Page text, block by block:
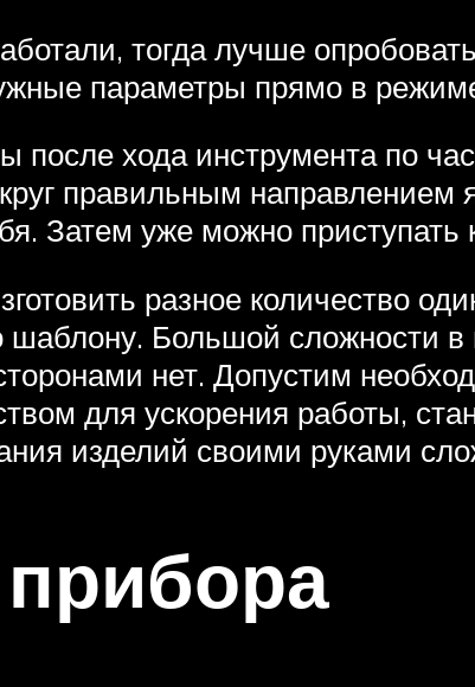
тогда лучше
параметры прямо в
после хода инструмента по
правильным направлением
Затем уже можно приступать
разное количество
Большой сложности в
нет. Допустим
для ускорения работы,
изделий своими руками